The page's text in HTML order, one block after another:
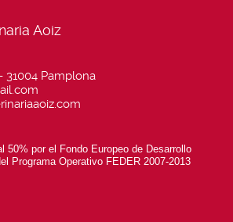
Aoiz
31004 Pamplona
50% por el Fondo Europeo de Desarrollo
Programa Operativo FEDER 2007-2013